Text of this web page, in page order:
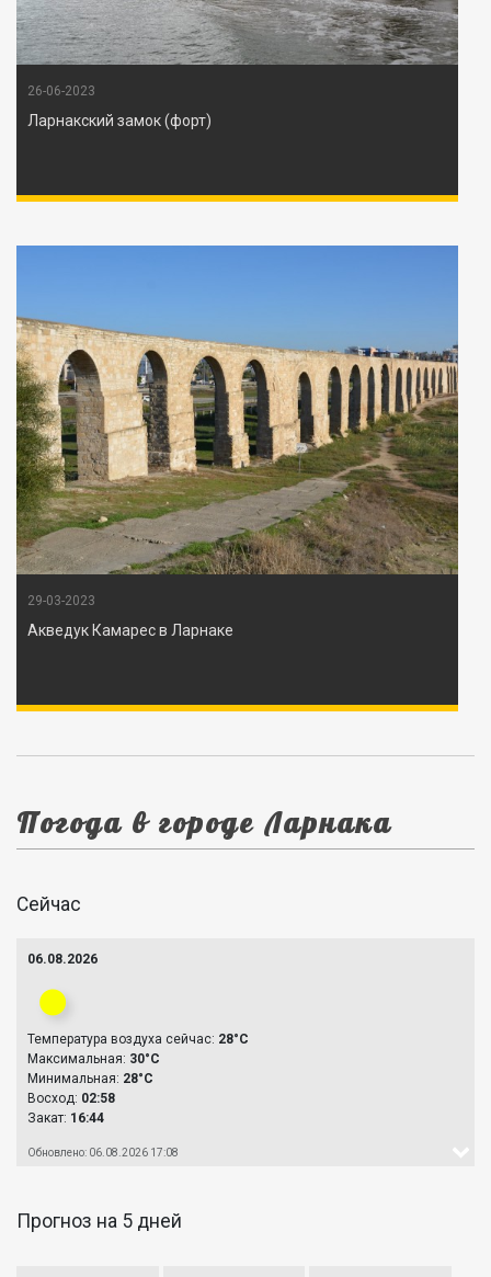
26-06-2023
Ларнакский замок (форт)
29-03-2023
Акведук Камарес в Ларнаке
Погода в городе Ларнака
Сейчас
06.08.2026
Температура воздуха сейчас: 28°C
Максимальная: 30°C
Минимальная: 28°C
Восход: 02:58
Закат: 16:44
Обновлено: 06.08.2026 17:08
Прогноз на 5 дней